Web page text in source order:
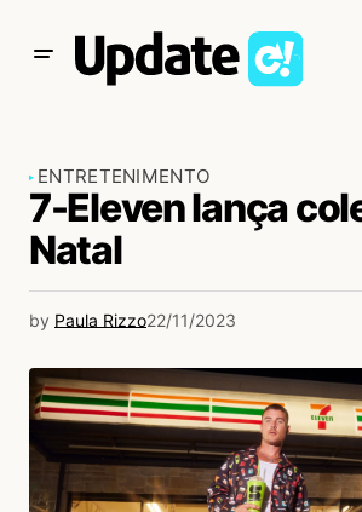
ENTRETENIMENTO
7-Eleven lança
Natal
by Paula Rizzo22/11/2023